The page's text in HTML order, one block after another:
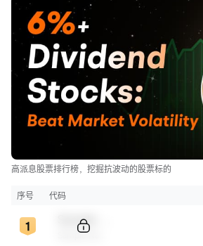
高派息股票排行榜，挖掘抗波动的股票标的
序号 代码